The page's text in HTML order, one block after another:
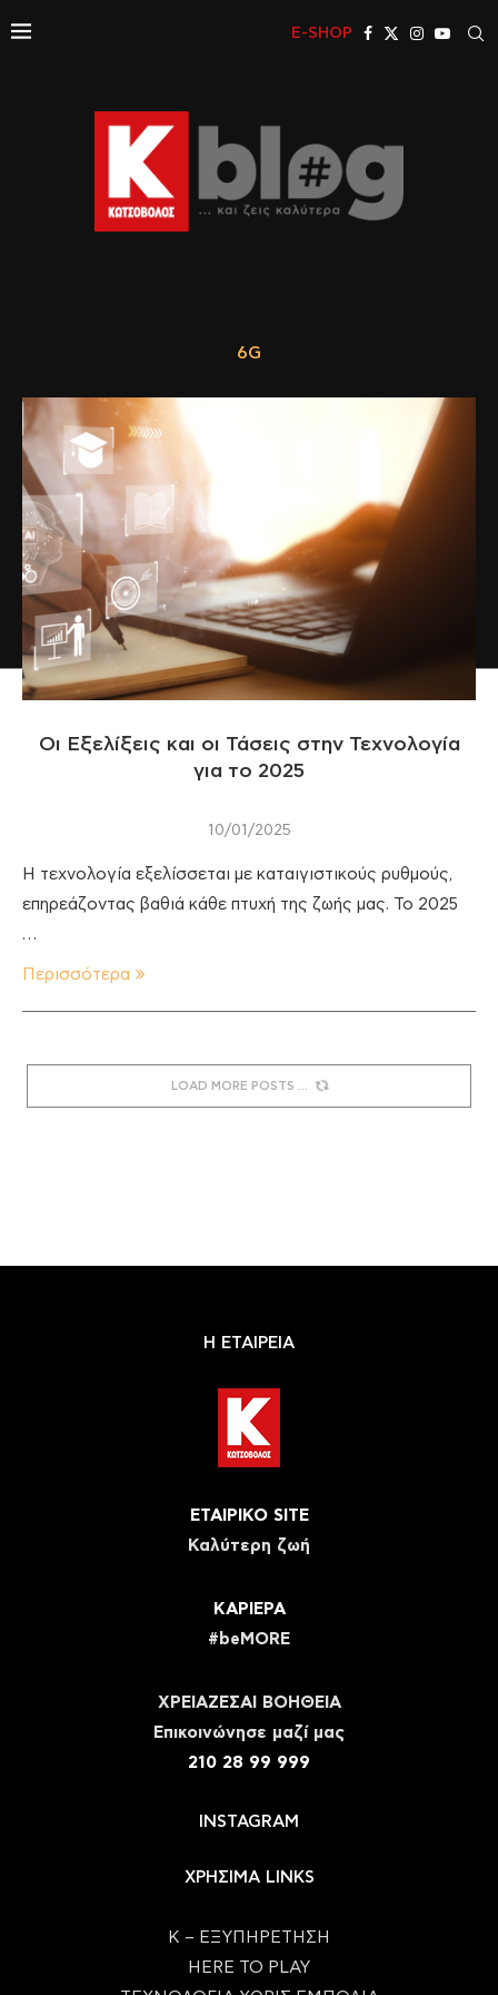
E-SHOP
6G
Οι Εξελίξεις και οι Τάσεις στην Τεχνολογία
για το 2025
10/01/2025
Η τεχνολογία εξελίσσεται με καταιγιστικούς ρυθμούς,
επηρεάζοντας βαθιά κάθε πτυχή της ζωής μας. Το 2025
…
Περισσότερα
LOAD MORE POSTS
Η ΕΤΑΙΡΕΙΑ
ΕΤΑΙΡΙΚΟ SITE
Καλύτερη ζωή
ΚΑΡΙΕΡΑ
#beMORE
ΧΡΕΙΑΖΕΣΑΙ ΒΟΗΘΕΙΑ
Eπικοινώνησε μαζί μας
210 28 99 999
INSTAGRAM
ΧΡΗΣΙΜΑ LINKS
Κ – ΕΞΥΠΗΡΕΤΗΣΗ
HERE TO PLAY